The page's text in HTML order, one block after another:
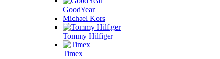
GoodYear
Michael Kors
Tommy Hilfiger
Timex